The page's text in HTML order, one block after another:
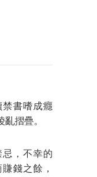
書嗜成癮
摺疊。
，不幸的
錢之餘，